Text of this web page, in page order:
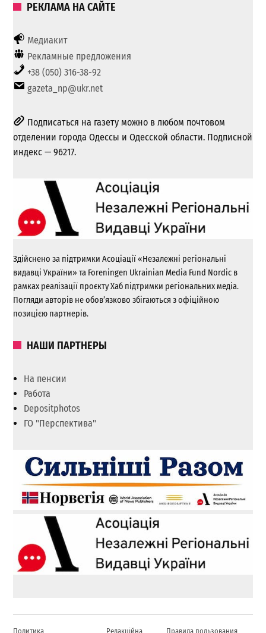
РЕКЛАМА НА САЙТЕ
Медиакит
Рекламные предложения
+38 (050) 316-38-92
gazeta_np@ukr.net
Подписаться на газету можно в любом почтовом
отделении города Одессы и Одесской области. Подписной
индекс — 96217.
Здійснено за підтримки Асоціації «Незалежні регіональні
видавці України» та Foreningen Ukrainian Media Fund Nordic в
рамках реалізації проєкту Хаб підтримки регіональних медіа.
Погляди авторів не обов’язково збігаються з офіційною
позицією партнерів.
НАШИ ПАРТНЕРЫ
На пенсии
Работа
Depositphotos
ГО "Перспектива"
Политика Редакційна Правила пользования